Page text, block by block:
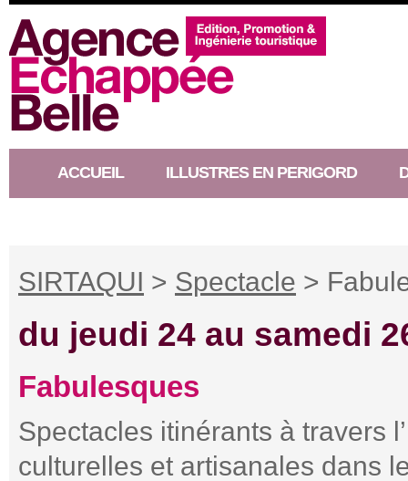
ACCUEIL ILLUSTRES EN PERIGORD
SIRTAQUI > Spectacle >
du jeudi 24 au samedi
Fabulesques
Spectacles itinérants à travers
culturelles et artisanales dans